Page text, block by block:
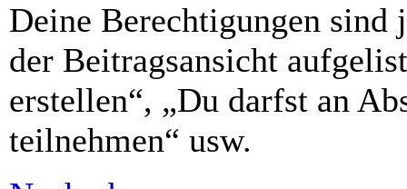
Deine Berechtigungen sind
der Beitragsansicht
erstellen“, „Du darfst an
teilnehmen“ usw.